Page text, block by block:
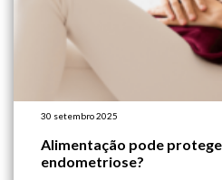
30 setembro 2025
Alimentação pode
endometriose?